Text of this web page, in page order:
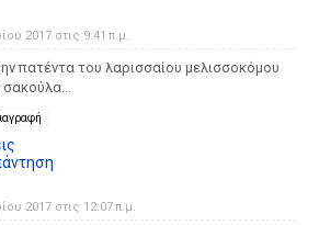
2017 στις 9:41 π.μ.
πατέντα του λαρισσαίου μελισσοκόμου
σακούλα...
2017 στις 12:07 π.μ.